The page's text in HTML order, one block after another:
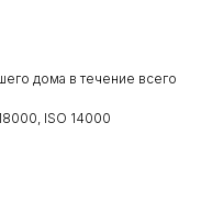
дома в течение всего
ISO 14000